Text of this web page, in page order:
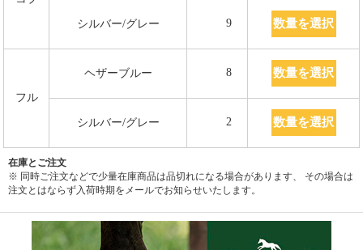
シルバー/グレー 9 数量を選択
フル
ヘザーブルー 8 数量を選択
シルバー/グレー 2 数量を選択
在庫とご注文
※ 同時ご注文などで少量在庫商品は品切れになる場合があります、 その場合は
注文とはならず入荷時期をメールでお知らせいたします。